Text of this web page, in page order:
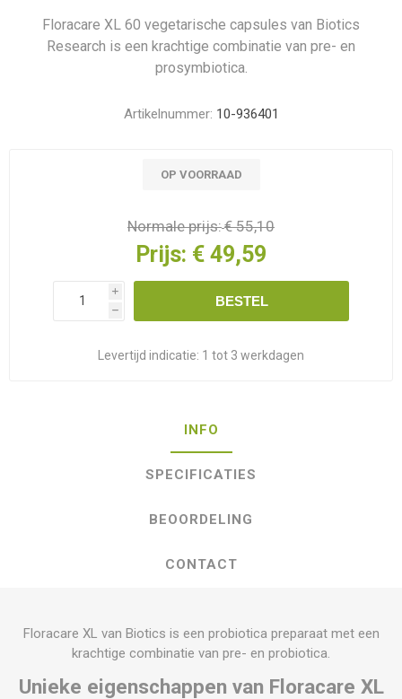
Floracare XL 60 vegetarische capsules van Biotics
Research is een krachtige combinatie van pre- en
prosymbiotica.
Artikelnummer: 10-936401
OP VOORRAAD
Normale prijs:€ 55,10
Prijs: € 49,59
i
h
BESTEL
Levertijd indicatie: 1 tot 3 werkdagen
INFO
SPECIFICATIES
BEOORDELING
CONTACT
Floracare XL van Biotics is een probiotica preparaat met een
krachtige combinatie van pre- en probiotica.
Unieke eigenschappen van Floracare XL